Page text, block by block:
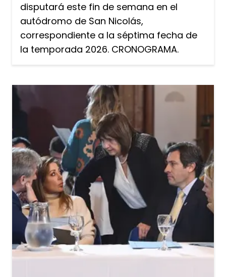
disputará este fin de semana en el
autódromo de San Nicolás,
correspondiente a la séptima fecha de
la temporada 2026. CRONOGRAMA.